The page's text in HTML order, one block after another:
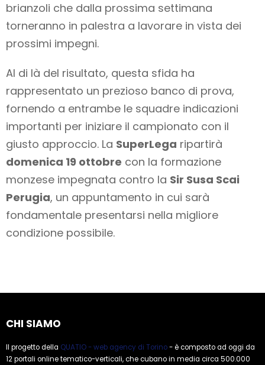
brianzoli che dalla prossima settimana
torneranno in palestra a lavorare in vista dei
prossimi impegni.
Al di là del risultato, questa sfida ha
rappresentato un prezioso banco di prova,
fornendo a entrambe le squadre indicazioni
importanti per iniziare il campionato con il
giusto approccio. La SuperLega ripartirà
domenica 19 ottobre con la formazione
monzese impegnata contro la Sir Susa Scai
Perugia, un appuntamento in cui sarà
fondamentale presentarsi nella migliore
condizione possibile.
CHI SIAMO
Il progetto della QUATIO - web agency di Torino- è composto ad oggi da
12 portali online tematico-verticali, che cubano in media circa 500.000